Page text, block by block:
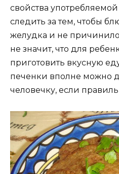
свойства
следить за тем, чтобы
желудка и не
не значит, что для
приготовить вкусную
печенки вполне можно
человечку, если